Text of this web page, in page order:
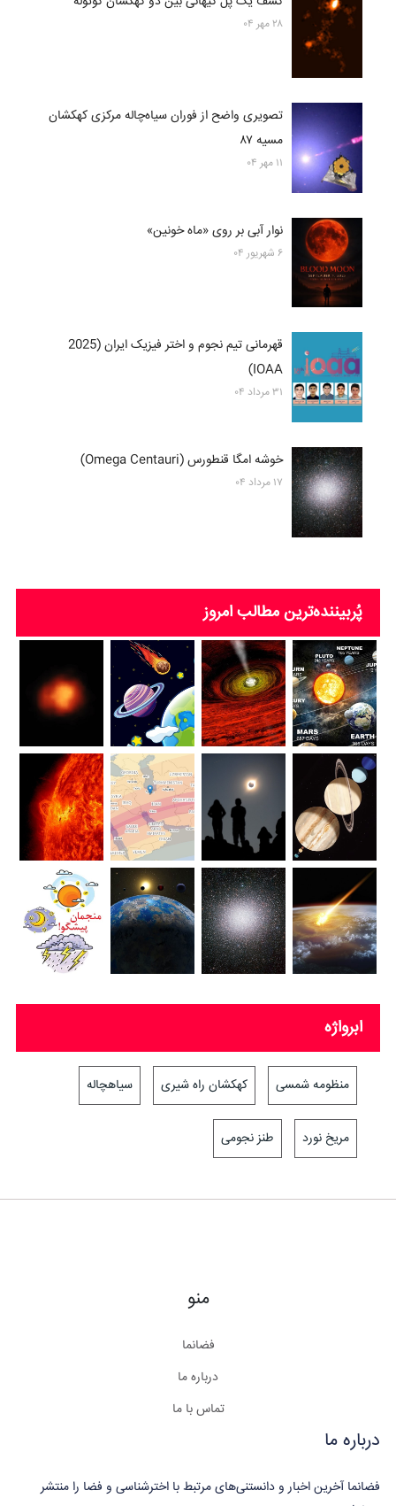
۲۸ مهر ۰۴
تصویری واضح از فوران سیاه‌چاله مرکزی کهکشان
مسیه ۸۷
۱۱ مهر ۰۴
نوار آبی بر روی «ماه خونین»
۶ شهریور ۰۴
قهرمانی تیم نجوم و اختر فیزیک ایران (2025
IOAA)
۳۱ مرداد ۰۴
خوشه امگا قنطورس (Omega Centauri)
۱۷ مرداد ۰۴
پُربیننده‌ترین‌ مطالب امروز
ابرواژه
منظومه شمسی کهکشان راه شیری سیاهچاله
مریخ نورد طنز نجومی
منو
فضانما
درباره ما
تماس با ما
درباره ما
فضانما آخرین اخبار و دانستنی‌های مرتبط با اخترشناسی و فضا را منتشر